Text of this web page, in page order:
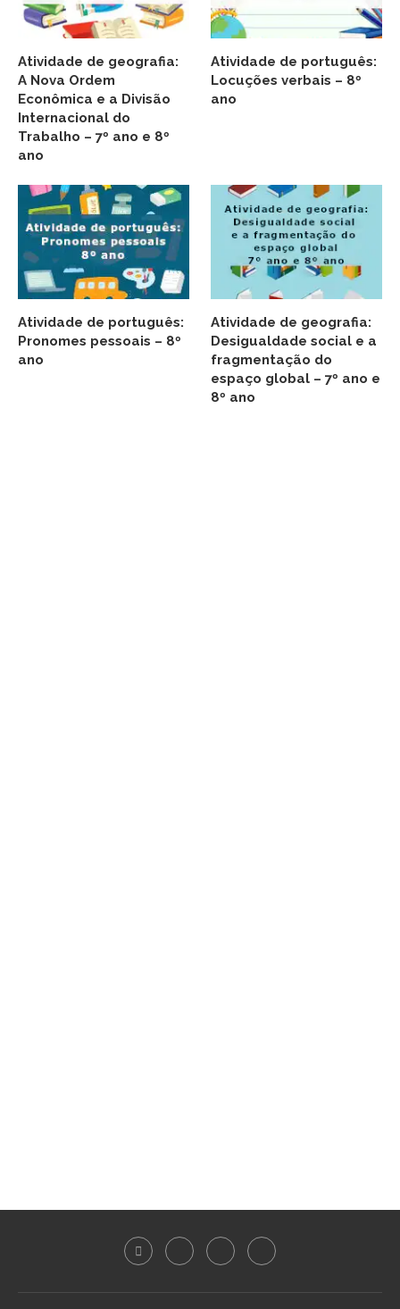
Atividade de geografia:
A Nova Ordem
Econômica e a Divisão
Internacional do
Trabalho – 7º ano e 8º
ano
Atividade de português:
Locuções verbais – 8º
ano
Atividade de português:
Pronomes pessoais – 8º
ano
Atividade de geografia:
Desigualdade social e a
fragmentação do
espaço global – 7º ano e
8º ano